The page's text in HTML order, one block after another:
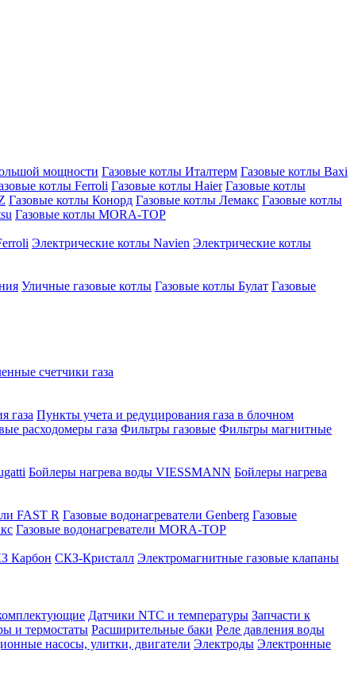
мощности Газовые котлы Италтерм Газовые котлы Baxi
котлы Ferroli Газовые котлы Haier Газовые котлы
Газовые котлы Конорд Газовые котлы Лемакс Газовые котлы
Газовые котлы MORA-TOP
Электрические котлы Navien Электрические котлы
Уличные газовые котлы Газовые котлы Булат Газовые
счетчики газа
газа Пункты учета и редуцирования газа в блочном
расходомеры газа Фильтры газовые Фильтры магнитные
Бойлеры нагрева воды VIESSMANN Бойлеры нагрева
FAST R Газовые водонагреватели Genberg Газовые
Газовые водонагреватели MORA-TOP
Карбон СКЗ-Кристалл Электромагнитные газовые клапаны
Датчики NTC и температуры Запчасти к
и термостаты Расширительные баки Реле давления воды
насосы, улитки, двигатели Электроды Электронные